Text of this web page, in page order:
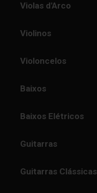
Violas d'Arco
Violinos
Violoncelos
Baixos
Baixos Elétricos
Guitarras
Guitarras Clássicas